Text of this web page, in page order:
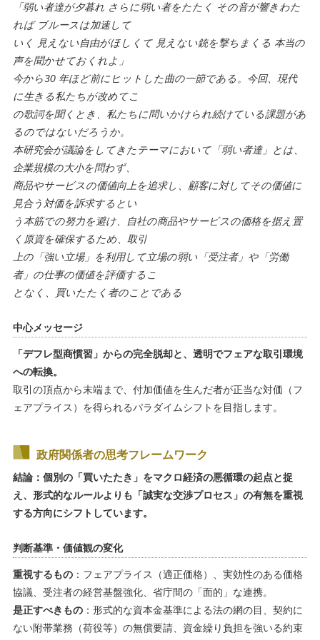
「弱い者達が夕暮れ さらに弱い者をたたく その音が響きわた
れば ブルースは加速して
いく 見えない自由がほしくて 見えない銃を撃ちまくる 本当の
声を聞かせておくれよ」
今から30 年ほど前にヒットした曲の一節である。今回、現代
に生きる私たちが改めてこ
の歌詞を聞くとき、私たちに問いかけられ続けている課題があ
るのではないだろうか。
本研究会が議論をしてきたテーマにおいて「弱い者達」とは、
企業規模の大小を問わず、
商品やサービスの価値向上を追求し、顧客に対してその価値に
見合う対価を訴求するとい
う本筋での努力を避け、自社の商品やサービスの価格を据え置
く原資を確保するため、取引
上の「強い立場」を利用して立場の弱い「受注者」や「労働
者」の仕事の価値を評価するこ
となく、買いたたく者のことである
中心メッセージ
「デフレ型商慣習」からの完全脱却と、透明でフェアな取引環境
への転換。
取引の頂点から末端まで、付加価値を生んだ者が正当な対価（フ
ェアプライス）を得られるパラダイムシフトを目指します。
政府関係者の思考フレームワーク
結論：個別の「買いたたき」をマクロ経済の悪循環の起点と捉
え、形式的なルールよりも「誠実な交渉プロセス」の有無を重視
する方向にシフトしています。
判断基準・価値観の変化
重視するもの：フェアプライス（適正価格）、実効性のある価格
協議、受注者の経営基盤強化、省庁間の「面的」な連携。
是正すべきもの：形式的な資本金基準による法の網の目、契約に
ない附帯業務（荷役等）の無償要請、資金繰り負担を強いる約束